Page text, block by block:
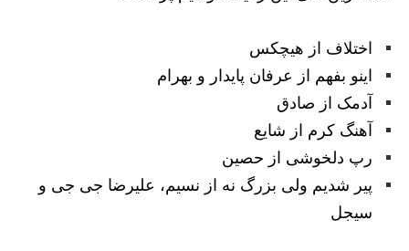
اختلاف از هیچکس
اینو بفهم از عرفان پایدار و بهرام
آدمک از صادق
آهنگ کرم از شایع
رپ دلخوشی از حصین
پیر شدیم ولی بزرگ نه از نسیم، علیرضا جی جی و
سیجل